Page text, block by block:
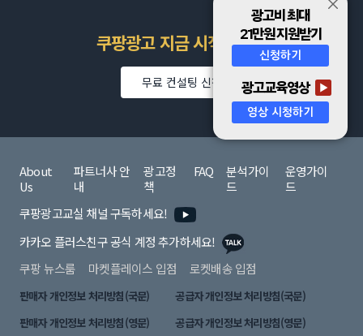
광고비 최대
21만원 지원받기
신청하기
광고교육영상
영상 시청하기
쿠팡광고 지금 시작하세요
무료 컨설팅 신청
About
Us
파트너사 안
내
광고정
책
FAQ
분석가이
드
운영가이
드
쿠팡광고교실 채널 구독하세요!
카카오 플러스친구 공식 계정 추가하세요!
쿠팡 뉴스룸
마켓플레이스 입점 로켓배송 입점
판매자 개인정보 처리방침(국문)
공급자 개인정보 처리방침(국문)
판매자 개인정보 처리방침(영문)
공급자 개인정보 처리방침(영문)